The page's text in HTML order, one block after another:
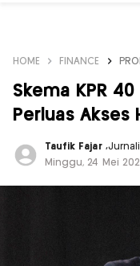
HOME FINANCE
Skema KPR
Perluas Akses
Taufik Fajar ,
Minggu, 24 Mei